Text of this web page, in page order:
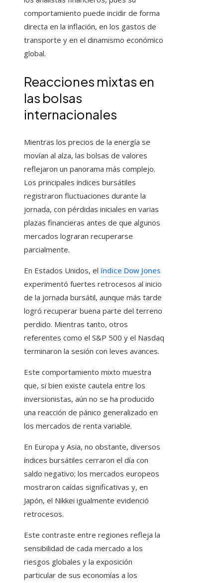
comportamiento puede incidir de forma
directa en la inflación, en los gastos de
transporte y en el dinamismo económico
global.
Reacciones mixtas en
las bolsas
internacionales
Mientras los precios de la energía se
movían al alza, las bolsas de valores
reflejaron un panorama más complejo.
Los principales índices bursátiles
registraron fluctuaciones durante la
jornada, con pérdidas iniciales en varias
plazas financieras antes de que algunos
mercados lograran recuperarse
parcialmente.
En Estados Unidos, el índice Dow Jones
experimentó fuertes retrocesos al inicio
de la jornada bursátil, aunque más tarde
logró recuperar buena parte del terreno
perdido. Mientras tanto, otros
referentes como el S&P 500 y el Nasdaq
terminaron la sesión con leves avances.
Este comportamiento mixto muestra
que, si bien existe cautela entre los
inversionistas, aún no se ha producido
una reacción de pánico generalizado en
los mercados de renta variable.
En Europa y Asia, no obstante, diversos
índices bursátiles cerraron el día con
saldo negativo; los mercados europeos
mostraron caídas significativas y, en
Japón, el Nikkei igualmente evidenció
retrocesos.
Este contraste entre regiones refleja la
sensibilidad de cada mercado a los
riesgos globales y la exposición
particular de sus economías a los